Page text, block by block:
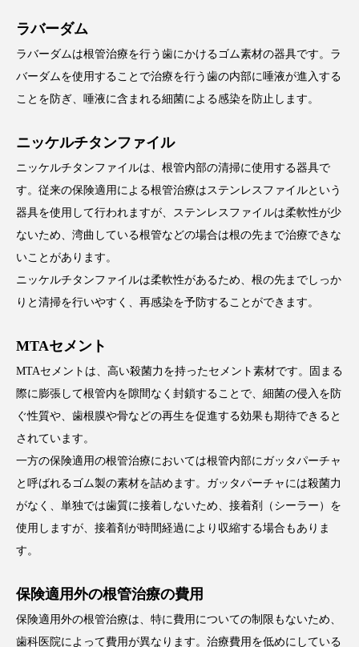
ラバーダム
ラバーダムは根管治療を行う歯にかけるゴム素材の器具です。ラ
バーダムを使用することで治療を行う歯の内部に唾液が進入する
ことを防ぎ、唾液に含まれる細菌による感染を防止します。
ニッケルチタンファイル
ニッケルチタンファイルは、根管内部の清掃に使用する器具で
す。従来の保険適用による根管治療はステンレスファイルという
器具を使用して行われますが、ステンレスファイルは柔軟性が少
ないため、湾曲している根管などの場合は根の先まで治療できな
いことがあります。
ニッケルチタンファイルは柔軟性があるため、根の先までしっか
りと清掃を行いやすく、再感染を予防することができます。
MTAセメント
MTAセメントは、高い殺菌力を持ったセメント素材です。固まる
際に膨張して根管内を隙間なく封鎖することで、細菌の侵入を防
ぐ性質や、歯根膜や骨などの再生を促進する効果も期待できると
されています。
一方の保険適用の根管治療においては根管内部にガッタパーチャ
と呼ばれるゴム製の素材を詰めます。ガッタパーチャには殺菌力
がなく、単独では歯質に接着しないため、接着剤（シーラー）を
使用しますが、接着剤が時間経過により収縮する場合もありま
す。
保険適用外の根管治療の費用
保険適用外の根管治療は、特に費用についての制限もないため、
歯科医院によって費用が異なります。治療費用を低めにしている